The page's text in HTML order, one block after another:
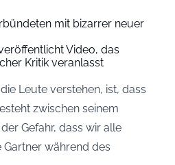
mit bizarrer neuer
Video, das
Kritik veranlasst
Leute verstehen, ist, dass
zwischen seinem
Gefahr, dass wir alle
Gartner während des